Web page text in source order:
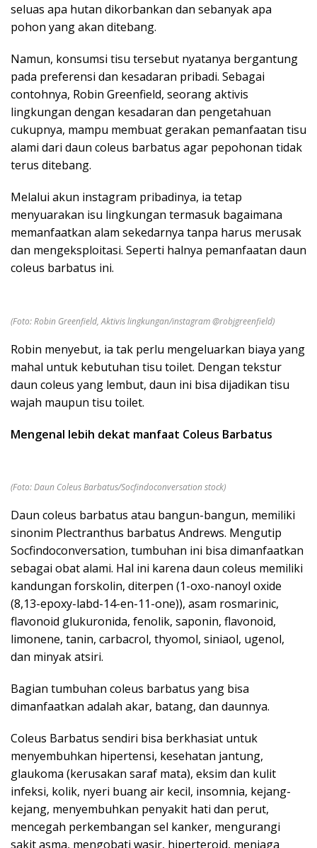
seluas apa hutan dikorbankan dan sebanyak apa
pohon yang akan ditebang.
Namun, konsumsi tisu tersebut nyatanya bergantung
pada preferensi dan kesadaran pribadi. Sebagai
contohnya, Robin Greenfield, seorang aktivis
lingkungan dengan kesadaran dan pengetahuan
cukupnya, mampu membuat gerakan pemanfaatan tisu
alami dari daun coleus barbatus agar pepohonan tidak
terus ditebang.
Melalui akun instagram pribadinya, ia tetap
menyuarakan isu lingkungan termasuk bagaimana
memanfaatkan alam sekedarnya tanpa harus merusak
dan mengeksploitasi. Seperti halnya pemanfaatan daun
coleus barbatus ini.
(Foto: Robin Greenfield, Aktivis lingkungan/instagram @robjgreenfield)
Robin menyebut, ia tak perlu mengeluarkan biaya yang
mahal untuk kebutuhan tisu toilet. Dengan tekstur
daun coleus yang lembut, daun ini bisa dijadikan tisu
wajah maupun tisu toilet.
Mengenal lebih dekat manfaat Coleus Barbatus
(Foto: Daun Coleus Barbatus/Socfindoconversation stock)
Daun coleus barbatus atau bangun-bangun, memiliki
sinonim Plectranthus barbatus Andrews. Mengutip
Socfindoconversation, tumbuhan ini bisa dimanfaatkan
sebagai obat alami. Hal ini karena daun coleus memiliki
kandungan forskolin, diterpen (1-oxo-nanoyl oxide
(8,13-epoxy-labd-14-en-11-one)), asam rosmarinic,
flavonoid glukuronida, fenolik, saponin, flavonoid,
limonene, tanin, carbacrol, thyomol, siniaol, ugenol,
dan minyak atsiri.
Bagian tumbuhan coleus barbatus yang bisa
dimanfaatkan adalah akar, batang, dan daunnya.
Coleus Barbatus sendiri bisa berkhasiat untuk
menyembuhkan hipertensi, kesehatan jantung,
glaukoma (kerusakan saraf mata), eksim dan kulit
infeksi, kolik, nyeri buang air kecil, insomnia, kejang-
kejang, menyembuhkan penyakit hati dan perut,
mencegah perkembangan sel kanker, mengurangi
sakit asma, mengobati wasir, hiperteroid, menjaga